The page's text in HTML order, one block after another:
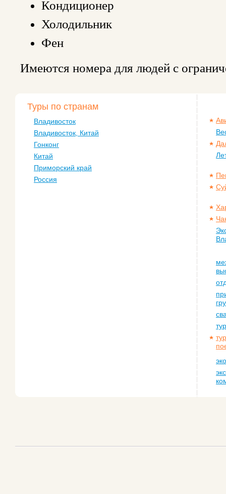
Кондиционер
Холодильник
Фен
Имеются номера для людей с
Туры по странам
Владивосток
Владивосток, Китай
Гонконг
Китай
Приморский край
Россия